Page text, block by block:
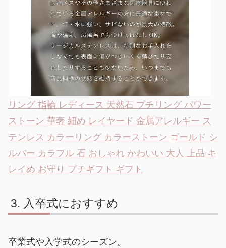
リング 指輪 レディース 天然石 プチリング パワー
ストーン 華奢 細め レイヤード 金属アレルギー ス
テンレス カラーリング カラーストーン ゴールド シ
ルバー カラフル 石 おしゃれ かわいい 大人 上品 キ
レイめ お守り プチギフト ギフト
入卒式におすすめ
卒業式や入学式のシーズン。